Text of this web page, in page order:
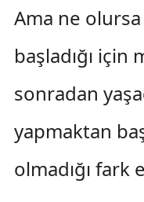
Ama ne
başladığı için
sonradan
yapmaktan
olmadığı fark